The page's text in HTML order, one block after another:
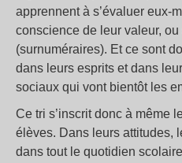
apprennent à s’évaluer eux-
conscience de leur valeur,
(surnuméraires). Et ce sont
dans leurs esprits et dans
sociaux qui vont bientôt les
Ce tri s’inscrit donc à même
élèves. Dans leurs attitudes,
dans tout le quotidien